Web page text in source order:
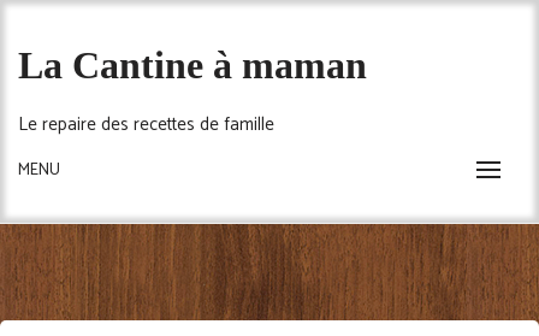
Skip
content
La Cantine à maman
Le repaire des recettes de famille
MENU